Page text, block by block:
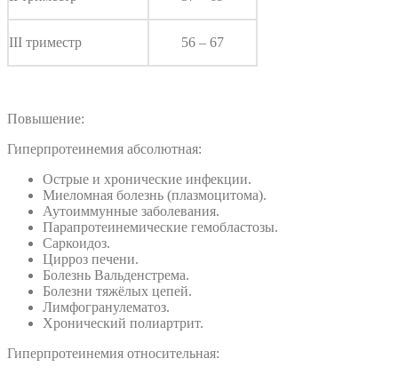
III триместр 56 – 67
Повышение:
Гиперпротеинемия абсолютная:
Острые и хронические инфекции.
Миеломная болезнь (плазмоцитома).
Аутоиммунные заболевания.
Парапротеинемические гемобластозы.
Саркоидоз.
Цирроз печени.
Болезнь Вальденстрема.
Болезни тяжёлых цепей.
Лимфогранулематоз.
Хронический полиартрит.
Гиперпротеинемия относительная: